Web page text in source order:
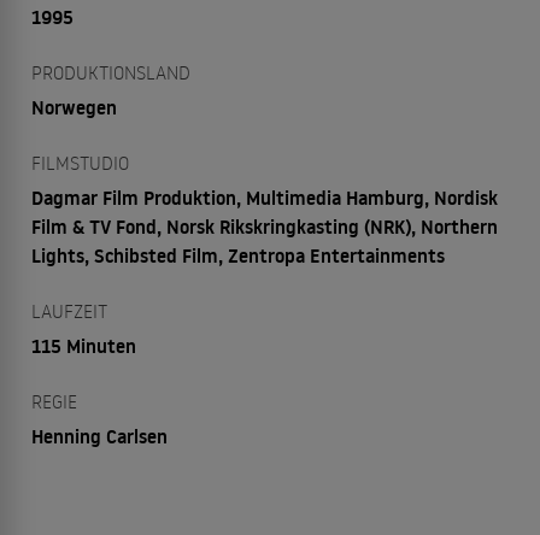
1995
PRODUKTIONSLAND
Norwegen
FILMSTUDIO
Dagmar Film Produktion, Multimedia Hamburg, Nordisk
Film & TV Fond, Norsk Rikskringkasting (NRK), Northern
Lights, Schibsted Film, Zentropa Entertainments
LAUFZEIT
115 Minuten
REGIE
Henning Carlsen